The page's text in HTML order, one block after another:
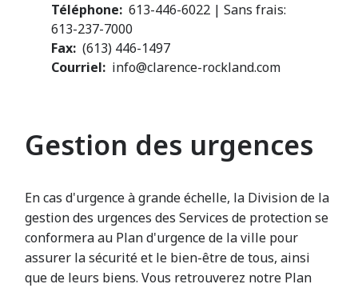
Téléphone
613-446-6022 | Sans frais:
613-237-7000
Fax (613) 446-1497
Courriel
info@clarence-rockland.com
Gestion des urgences
En cas d'urgence à grande échelle, la Division de la
gestion des urgences des Services de protection se
conformera au Plan d'urgence de la ville pour
assurer la sécurité et le bien-être de tous, ainsi
que de leurs biens. Vous retrouverez notre Plan